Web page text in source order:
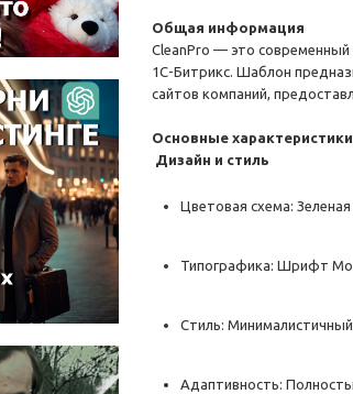
Общая информация
CleanPro — это
1C-Битрикс. Шаблон
сайтов компаний,
Основные характеристики
Дизайн и стиль
Цветовая схема:
Типографика: Шрифт
Стиль:
Адаптивность: